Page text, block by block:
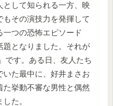
して知られる一方、映
その演技力を発揮して
つの恐怖エピソード
題となりました。それが
です。ある日、友人たち
いた最中に、好井まさお
た挙動不審な男性と偶然
た。